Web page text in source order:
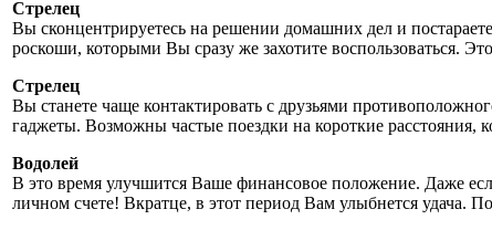
Стрелец
Вы сконцентрируетесь на решении домашних дел и
роскоши, которыми Вы сразу же захотите воспользоваться.
Стрелец
Вы станете чаще контактировать с друзьями
гаджеты. Возможны частые поездки на короткие
Водолей
В это время улучшится Ваше финансовое положение. Даже
личном счете! Вкратце, в этот период Вам улыбнется удача.